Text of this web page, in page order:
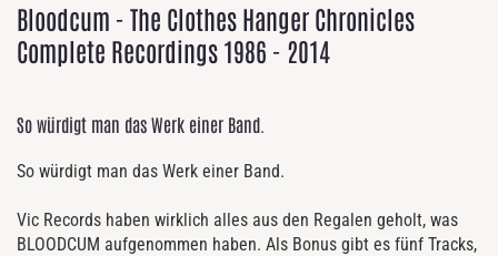
Bloodcum - The Clothes Hanger Chronicles
Complete Recordings 1986 - 2014
So würdigt man das Werk einer Band.
So würdigt man das Werk einer Band.
Vic Records haben wirklich alles aus den Regalen geholt, was
BLOODCUM aufgenommen haben. Als Bonus gibt es fünf Tracks,